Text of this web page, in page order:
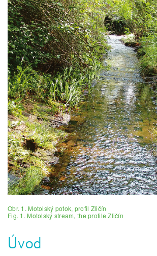
Obr. 1. Motolský potok, profil Zličín
Fig. 1. Motolský stream, the profile Zličín
Úvod